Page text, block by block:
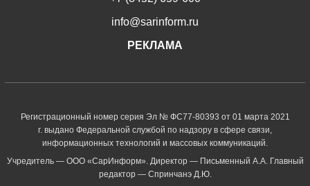
info@sarinform.ru
РЕКЛАМА
Регистрационный номер серия Эл № ФС77-80393 от 01 марта 2021
г. выдано Федеральной службой по надзору в сфере связи,
информационных технологий и массовых коммуникаций.
Учредитель — ООО «СарИнформ». Директор — Письменный А.А. Главный
редактор — Спринчанэ Д.Ю.